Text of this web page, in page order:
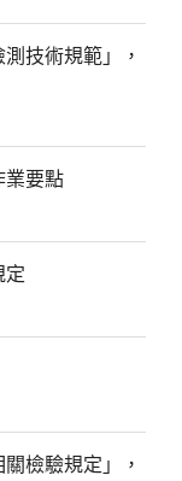
技術規範」，
業要點
定
檢驗規定」，